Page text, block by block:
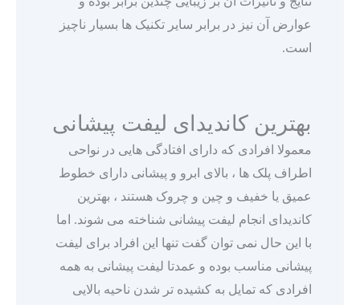
عوارض آن نیز در برابر سایر تکنیک ها بسیار ناچیز
است.
بهترین کاندیدای لیفت پیشانی
معمولا افرادی که دارای افتادگی هایی در نواحی
اطراف پلک ها ، بالای ابرو و پیشانی دارای خطوط
عمیق یا خفیف و چین و چروک هستند ، بهترین
کاندیدای انجام لیفت پیشانی شناخته می شوند. اما
با این حال نمی توان گفت تنها این افراد برای لیفت
پیشانی مناسب بوده و عمدتا لیفت پیشانی به همه
افرادی که تمایل به کشیده تر شدن ناحیه بالایی